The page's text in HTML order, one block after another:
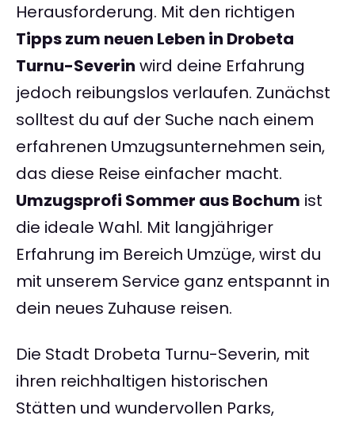
Herausforderung. Mit den richtigen
Tipps zum neuen Leben in Drobeta
Turnu-Severin wird deine Erfahrung
jedoch reibungslos verlaufen. Zunächst
solltest du auf der Suche nach einem
erfahrenen Umzugsunternehmen sein,
das diese Reise einfacher macht.
Umzugsprofi Sommer aus Bochum ist
die ideale Wahl. Mit langjähriger
Erfahrung im Bereich Umzüge, wirst du
mit unserem Service ganz entspannt in
dein neues Zuhause reisen.
Die Stadt Drobeta Turnu-Severin, mit
ihren reichhaltigen historischen
Stätten und wundervollen Parks,